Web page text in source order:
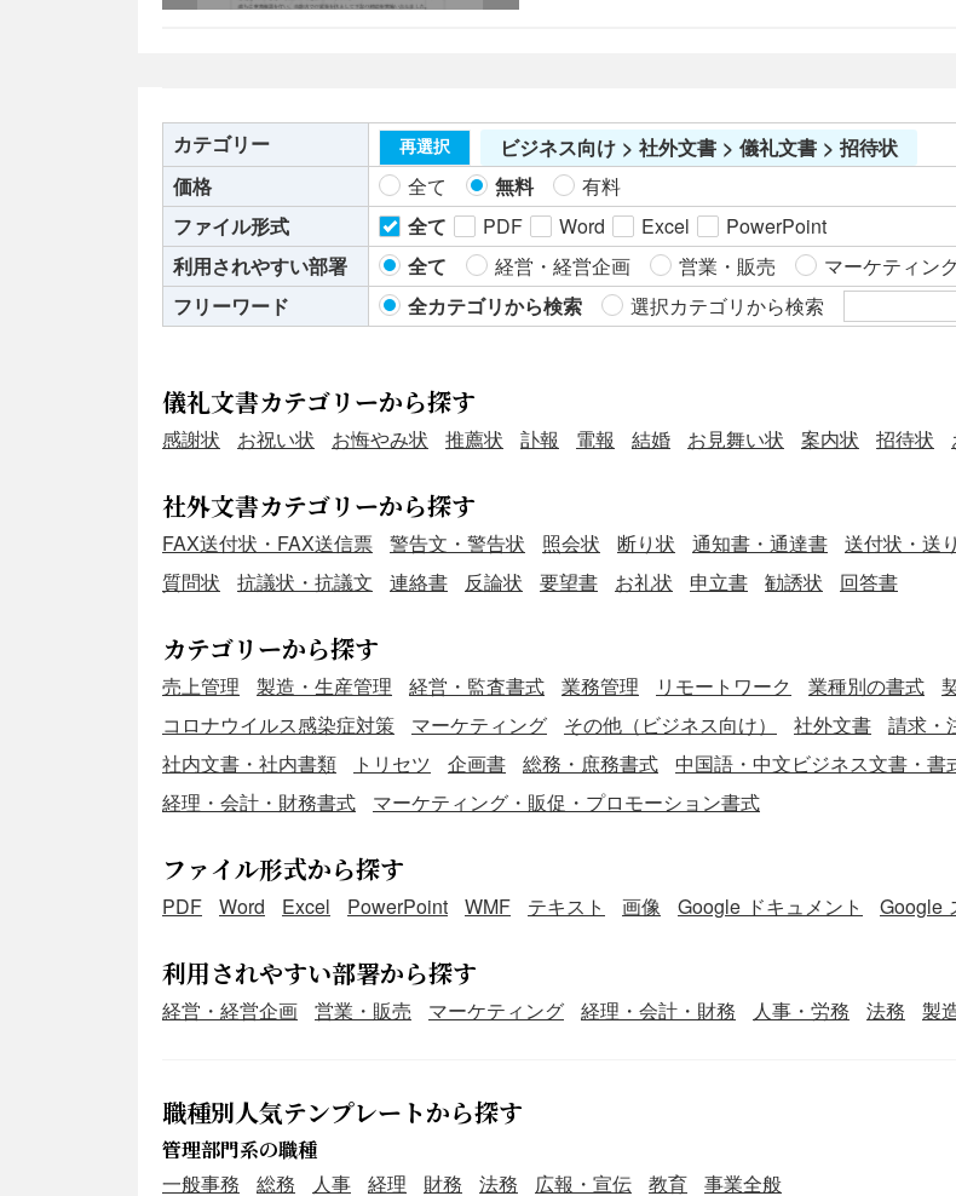
組みを説明します。 ■利用シーン ＜不適切投稿の発覚時＞ 従
業員のSNS投稿が問題となった際に、迅速に謝
表する場面で使用します。 ＜信頼回復の手段と
取引先に対して、問題解決に向けた真摯な対応
活用します。 ＜再発防止策の公表＞ 具体的な対
同様の問題が発生しないように努める姿勢を表
作成時のポイント ＜誠意ある謝罪の言葉を明
者への謝罪を真摯に表現し、信頼回復の意図を
に明示します。 ＜問い合わせ先の明示＞ 顧客
Word形式のため、問題内容や対策に応じて簡単
ズ可能です。 ＜信頼関係の再構築＞ 顧客や関係
カテゴリー 再選択
ビジネス向け > 社外文書 > 儀礼文書 > 招待状
価格
全て 無料
有料
ファイル形式
全て PDF Word Excel
PowerPoint
利用されやすい部署
全て 経営・経営企画 営業・販売 マーケティン
フリーワード
全カテゴリから検索 選択カテゴリから検索
儀礼文書カテゴリーから探す
感謝状 お祝い状 お悔やみ状 推薦状 訃報 電報 結婚 お見舞い状 案内状 招待状
社外文書カテゴリーから探す
FAX送付状・FAX送信票 警告文・警告状 照会状 断り状 通知書・通達書 送付状・送
質問状
抗議状・抗議文 連絡書 反論状 要望書 お礼状 申立書 勧誘状 回答書
カテゴリーから探す
売上管理 製造・生産管理 経営・監査書式 業務管理 リモートワーク 業種別の書式
コロナウイルス感染症対策
マーケティング その他（ビジネス向け） 社外文書 請求・
社内文書・社内書類
トリセツ 企画書 総務・庶務書式 中国語・中文ビジネス文書・書
経理・会計・財務書式
マーケティング・販促・プロモーション書式
ファイル形式から探す
PDF Word Excel PowerPoint WMF テキスト 画像 Google ドキュメント Google
利用されやすい部署から探す
経営・経営企画 営業・販売 マーケティング 経理・会計・財務 人事・労務 法務 製
職種別人気テンプレートから探す
管理部門系の職種
一般事務
総務 人事 経理 財務 法務 広報・宣伝 教育 事業全般